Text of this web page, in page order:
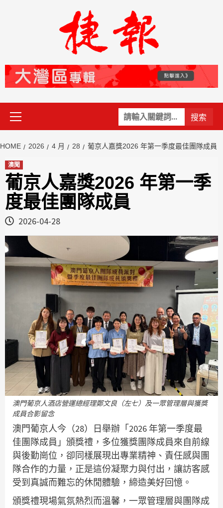
關
鍵
Primary
Menu
HOME 2026 4 月 28 葡京人嘉獎2026 年第一季度最佳團隊成員
澳聞
葡京人嘉獎2026 年第一季
度最佳團隊成員
2026-04-28
澳門葡京人酒店營運總經理鄭文良（左七）及一眾管理層與獲獎
成員合影留念
澳門葡京人今（28）日舉辦「2026 年第一季度最
佳團隊成員」頒獎禮，多位獲獎團隊成員來自前線
與後勤崗位，卻同樣展現出專業精神、責任感與團
隊合作的力量，正是這份凝聚力與付出，讓訪客感
受到真誠而難忘的休閒體驗，締造美好回憶。
頒獎禮現場氣氛熱烈而溫馨，一眾管理層與團隊成